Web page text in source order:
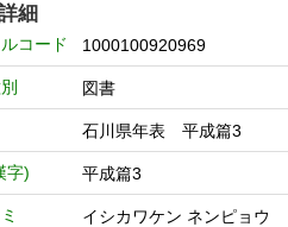
細
コード 1000100920969
図書
石川県年表 平成篇3
字) 平成篇3
イシカワケン ネンピョウ